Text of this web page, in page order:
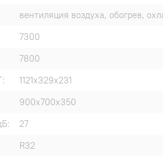
вентиляция воздуха, обогрев,
7300
7800
1121x329x231
900x700x350
27
R32